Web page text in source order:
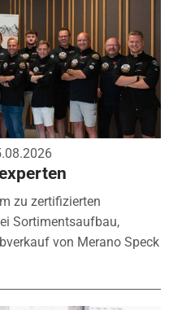
zu zertifizierten
Sortimentsaufbau,
von Merano Speck